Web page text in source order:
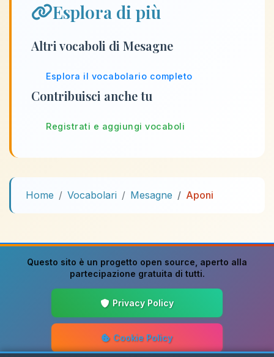
Esplora di più
Altri vocaboli di Mesagne
Esplora il vocabolario completo
Contribuisci anche tu
Registrati e aggiungi vocaboli
Home Vocabolari Mesagne Aponi
Questo sito è un progetto open source , aperto alla
partecipazione gratuita di tutti.
Privacy Policy
Cookie Policy